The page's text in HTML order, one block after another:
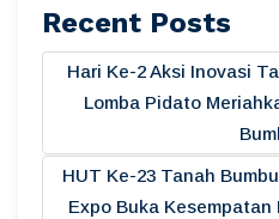
Recent Posts
Hari Ke-2 Aksi Inovasi
Lomba Pidato
HUT Ke-23 Tanah
Expo Buka Kesempatan